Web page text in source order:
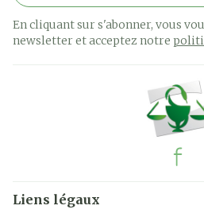
En cliquant sur s'abonner, vous
newsletter et acceptez notre
Liens légaux